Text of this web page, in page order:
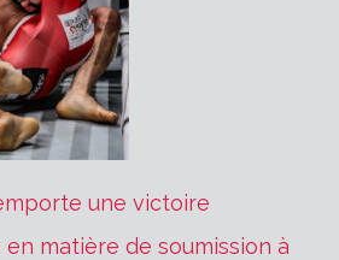
une victoire
matière de soumission à